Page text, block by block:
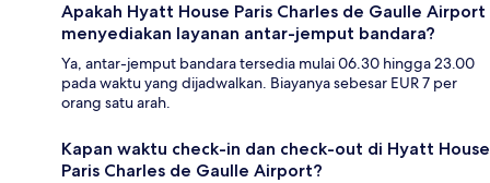
Apakah Hyatt House Paris Charles de Gaulle Airport
menyediakan layanan antar-jemput bandara?
Ya, antar-jemput bandara tersedia mulai 06.30 hingga 23.00
pada waktu yang dijadwalkan. Biayanya sebesar EUR 7 per
orang satu arah.
Kapan waktu check-in dan check-out di Hyatt House
Paris Charles de Gaulle Airport?